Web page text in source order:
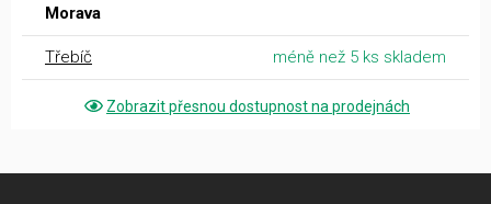
Morava
Třebíč méně než 5 ks skladem
Zobrazit přesnou dostupnost na prodejnách